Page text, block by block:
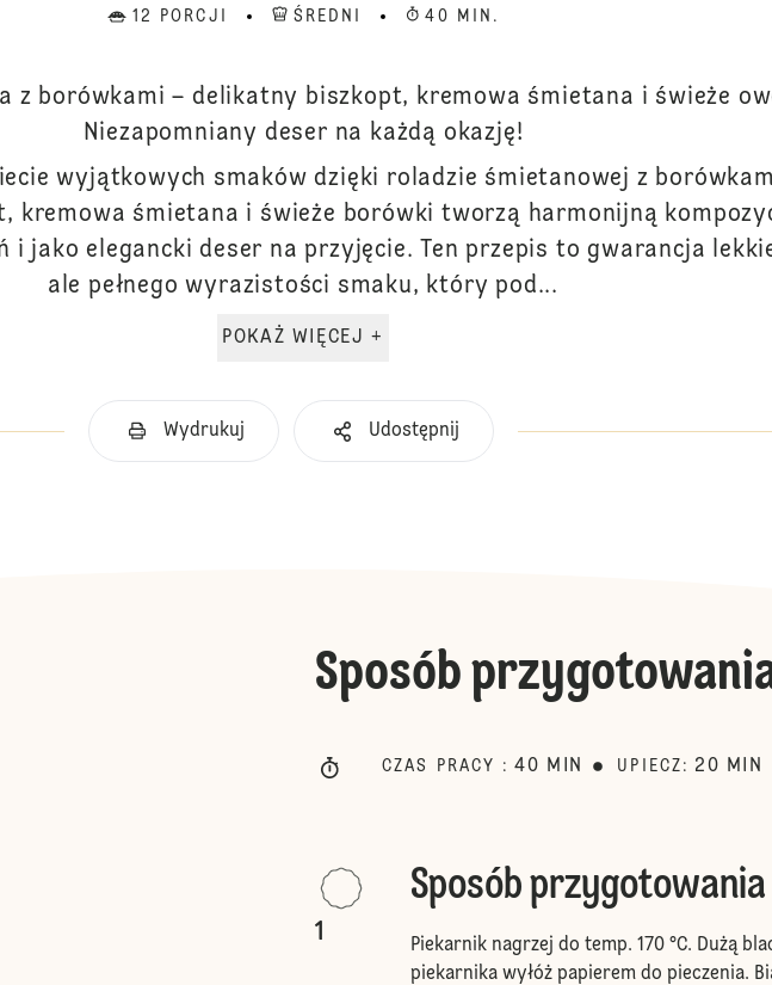
12 PORCJI ŚREDNI 40 MIN.
z borówkami – delikatny biszkopt, kremowa śmietana i świeże
Niezapomniany deser na każdą okazję!
wyjątkowych smaków dzięki roladzie śmietanowej z
kremowa śmietana i świeże borówki tworzą harmonijną
i jako elegancki deser na przyjęcie. Ten przepis to gwarancja
ale pełnego wyrazistości smaku, który pod...
POKAŻ WIĘCEJ +
Wydrukuj Udostępnij
Sposób
CZAS PRACY : 40 MIN UPIECZ : 20 MIN
1
Sposób przygotowania
Piekarnik nagrzej do temp. 170 °C. Dużą
piekarnika wyłóż papierem do pieczenia.